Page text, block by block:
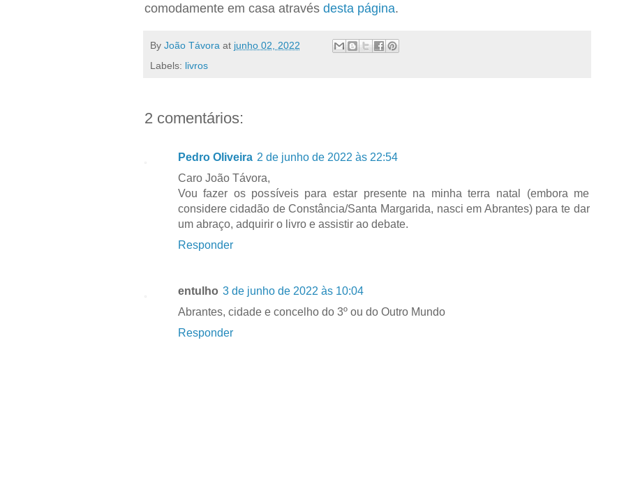
comodamente em casa através desta página.
By João Távora at junho 02, 2022
Labels: livros
2 comentários:
Pedro Oliveira 2 de junho de 2022 às 22:54
Caro João Távora,
Vou fazer os possíveis para estar presente na minha terra natal (embora me
considere cidadão de Constância/Santa Margarida, nasci em Abrantes) para te dar
um abraço, adquirir o livro e assistir ao debate.
Responder
entulho 3 de junho de 2022 às 10:04
Abrantes, cidade e concelho do 3º ou do Outro Mundo
Responder